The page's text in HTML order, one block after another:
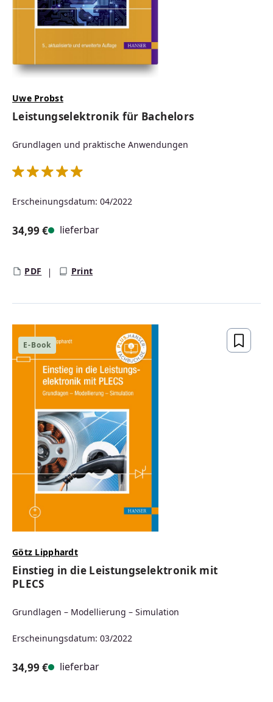
Uwe Probst
Leistungselektronik für Bachelors
Grundlagen und praktische Anwendungen
Erscheinungsdatum: 04/2022
34,99 € lieferbar
PDF Print
E-Book
Götz Lipphardt
Einstieg in die Leistungselektronik mit
PLECS
Grundlagen – Modellierung – Simulation
Erscheinungsdatum: 03/2022
34,99 € lieferbar